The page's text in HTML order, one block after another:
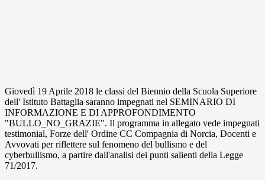
Giovedì 19 Aprile 2018 le classi del Biennio della Scuola Superiore
dell' Istituto Battaglia saranno impegnati nel SEMINARIO DI
INFORMAZIONE E DI APPROFONDIMENTO
"BULLO_NO_GRAZIE". Il programma in allegato vede impegnati
testimonial, Forze dell' Ordine CC Compagnia di Norcia, Docenti e
Avvovati per riflettere sul fenomeno del bullismo e del
cyberbullismo, a partire dall'analisi dei punti salienti della Legge
71/2017.